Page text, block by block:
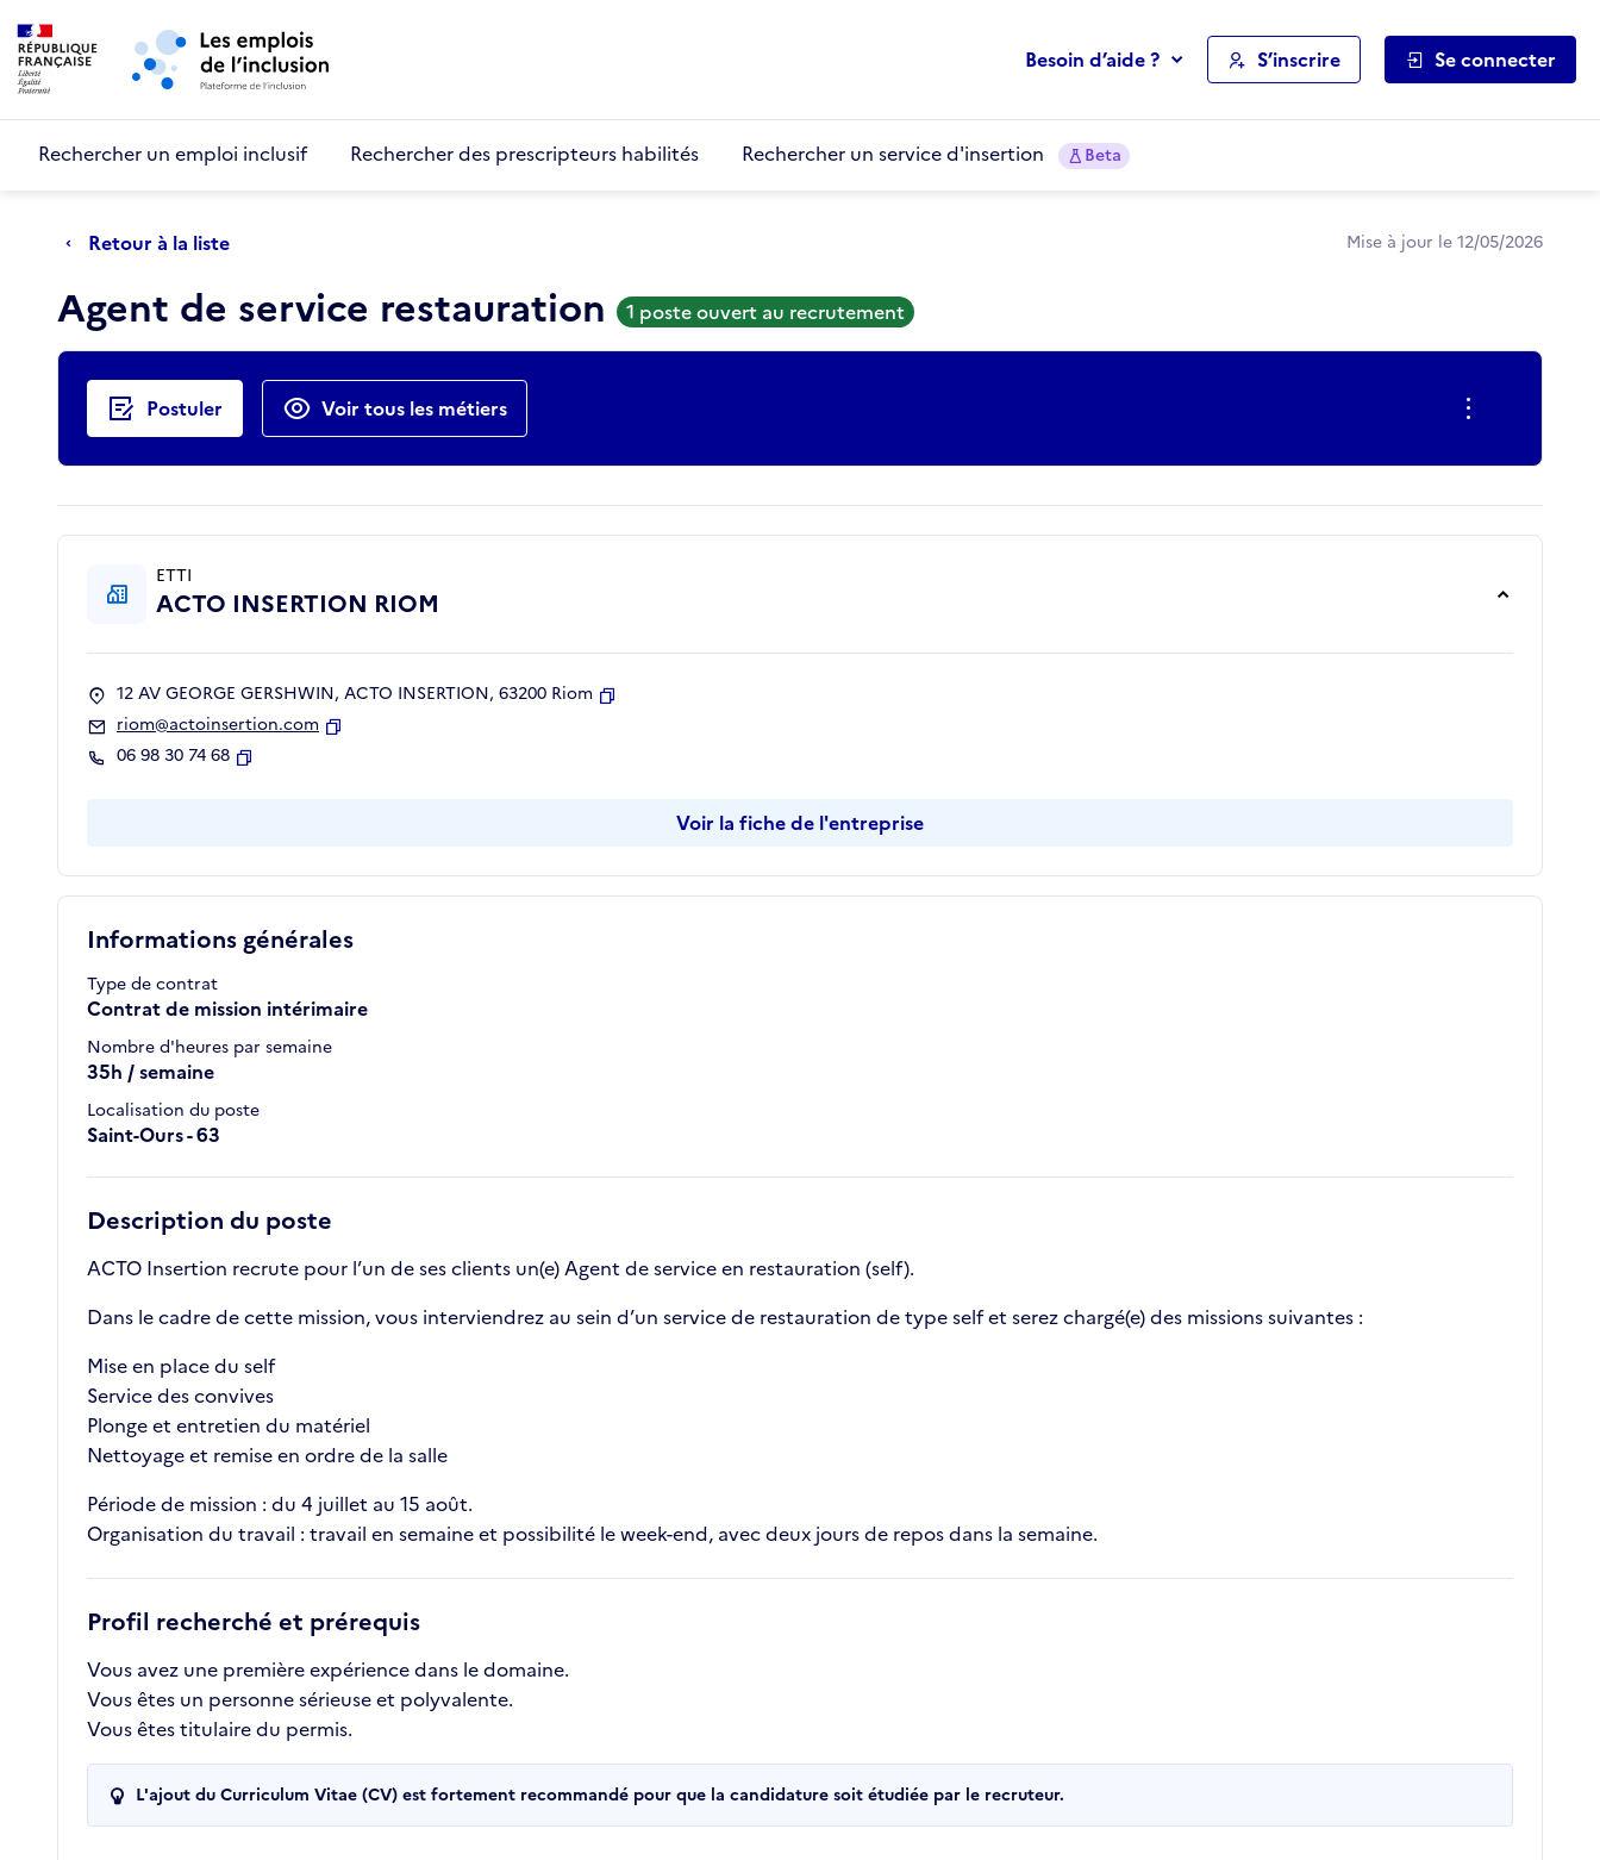
Aller au menu principal
Besoin d’aide ? S’inscrire Se connecter
Rechercher un emploi inclusif Rechercher des prescripteurs habilités Rechercher un service d'insertion Beta
Retour à la liste Mise à jour le 12/05/2026
Agent de service restauration 1 poste ouvert au recrutement
Actions rapides
Postuler Voir tous les métiers
Informations générales
Type de contrat
Contrat de mission intérimaire
Nombre d'heures par semaine
35h / semaine
Localisation du poste
Saint-Ours - 63
Description du poste
ACTO Insertion recrute pour l’un de ses clients un(e) Agent de service en restauration (self).
Dans le cadre de cette mission, vous interviendrez au sein d’un service de restauration de type self et serez chargé(e) des missions suivantes :
Mise en place du self
Service des convives
Plonge et entretien du matériel
Nettoyage et remise en ordre de la salle
Période de mission : du 4 juillet au 15 août.
Organisation du travail : travail en semaine et possibilité le week-end, avec deux jours de repos dans la semaine.
Profil recherché et prérequis
Vous avez une première expérience dans le domaine.
Vous êtes un personne sérieuse et polyvalente.
Vous êtes titulaire du permis.
L'ajout du Curriculum Vitae (CV) est fortement recommandé pour que la candidature soit étudiée par le recruteur.
ETTI
ACTO INSERTION RIOM
12 AV GEORGE GERSHWIN, ACTO INSERTION, 63200 Riom
riom@actoinsertion.com
06 98 30 74 68
Voir la fiche de l'entreprise